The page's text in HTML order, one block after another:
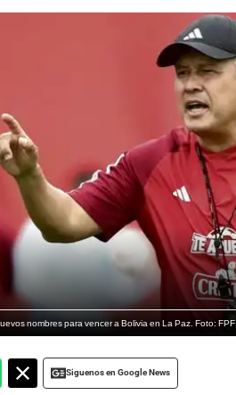
nombres para vencer a Bolivia en La Paz. Foto: FPF
Siguenos en Google News